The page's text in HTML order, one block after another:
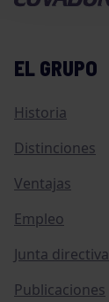
EL GRUPO
Historia
Distinciones
Ventajas
Empleo
Junta directiva
Publicaciones